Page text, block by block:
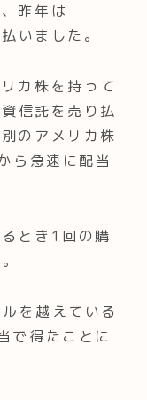
昨年は
いました。
カ株を持って
信託を売り払
のアメリカ株
ら急速に配当
とき1回の購
を越えている
で得たことに